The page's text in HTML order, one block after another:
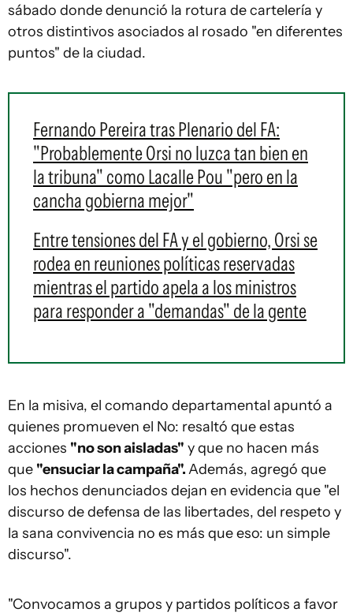
sábado donde denunció la rotura de cartelería y
otros distintivos asociados al rosado "en diferentes
puntos" de la ciudad.
Fernando Pereira tras Plenario del FA:
"Probablemente Orsi no luzca tan bien en
la tribuna" como Lacalle Pou "pero en la
cancha gobierna mejor"
Entre tensiones del FA y el gobierno, Orsi se
rodea en reuniones políticas reservadas
mientras el partido apela a los ministros
para responder a "demandas" de la gente
En la misiva, el comando departamental apuntó a
quienes promueven el No: resaltó que estas
acciones "no son aisladas" y que no hacen más
que "ensuciar la campaña".Además, agregó que
los hechos denunciados dejan en evidencia que "el
discurso de defensa de las libertades, del respeto y
la sana convivencia no es más que eso: un simple
discurso".
"Convocamos a grupos y partidos políticos a favor